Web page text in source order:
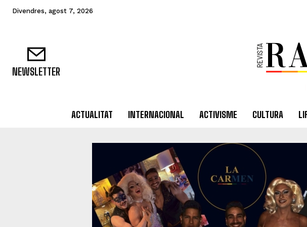
Divendres, agost 7, 2026
NEWSLETTER
ACTUALITAT INTERNACIONAL ACTIVISME CULTURA